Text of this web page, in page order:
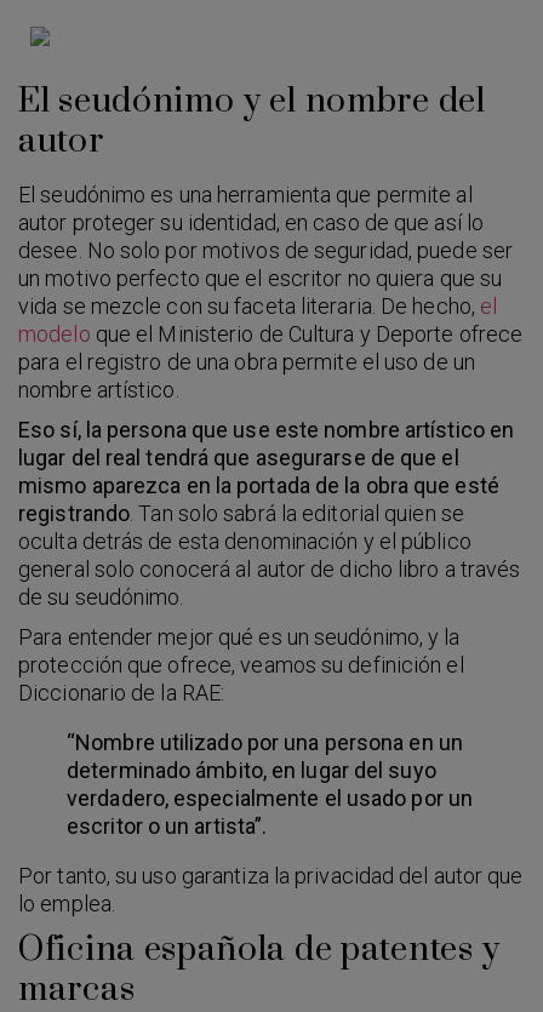
El seudónimo y el nombre del
autor
El seudónimo es una herramienta que permite al
autor proteger su identidad, en caso de que así lo
desee. No solo por motivos de seguridad, puede ser
un motivo perfecto que el escritor no quiera que su
vida se mezcle con su faceta literaria. De hecho, el
modelo que el Ministerio de Cultura y Deporte ofrece
para el registro de una obra permite el uso de un
nombre artístico.
Eso sí, la persona que use este nombre artístico en
lugar del real tendrá que asegurarse de que el
mismo aparezca en la portada de la obra que esté
registrando . Tan solo sabrá la editorial quien se
oculta detrás de esta denominación y el público
general solo conocerá al autor de dicho libro a través
de su seudónimo.
Para entender mejor qué es un seudónimo, y la
protección que ofrece, veamos su definición el
Diccionario de la RAE:
“Nombre utilizado por una persona en un
determinado ámbito, en lugar del suyo
verdadero, especialmente el usado por un
escritor o un artista”.
Por tanto, su uso garantiza la privacidad del autor que
lo emplea.
Oficina española de patentes y
marcas